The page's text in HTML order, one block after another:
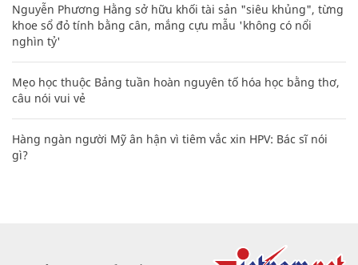
Nguyễn Phương Hằng sở hữu khối tài sản "siêu khủng", từng
khoe sổ đỏ tính bằng cân, mắng cựu mẫu 'không có nổi
nghìn tỷ'
Mẹo học thuộc Bảng tuần hoàn nguyên tố hóa học bằng thơ,
câu nói vui vẻ
Hàng ngàn người Mỹ ân hận vì tiêm vắc xin HPV: Bác sĩ nói
gì?